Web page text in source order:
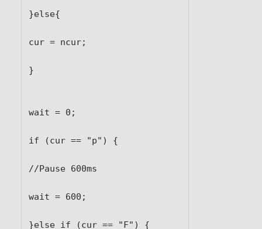
}else{
cur = ncur;
}
wait = 0;
if (cur == "p") {
//Pause 600ms
wait = 600;
}else if (cur == "F") {